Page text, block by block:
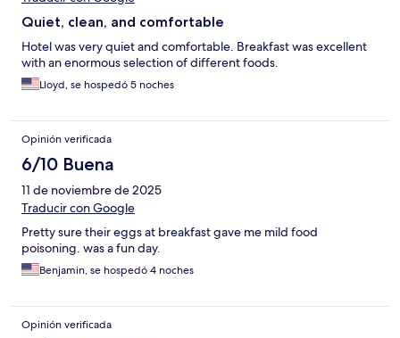
Quiet, clean, and comfortable
Hotel was very quiet and comfortable. Breakfast was excellent
with an enormous selection of different foods.
Lloyd, se hospedó 5 noches
Opinión verificada
6/10 Buena
11 de noviembre de 2025
Traducir con Google
Pretty sure their eggs at breakfast gave me mild food
poisoning. was a fun day.
Benjamin, se hospedó 4 noches
Opinión verificada